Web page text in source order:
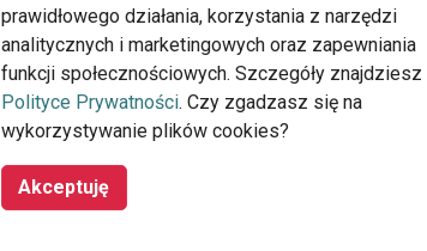
prawidłowego działania, korzystania z narzędzi
analitycznych i marketingowych oraz zapewniania
funkcji społecznościowych. Szczegóły znajdziesz
Polityce Prywatności. Czy zgadzasz się na
wykorzystywanie plików cookies?
Akceptuję